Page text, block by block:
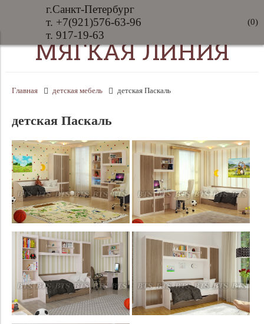
г.Санкт-Петербург
т. +7(921)576-63-96
т. 917-19-63
(0)
МЯГКАЯ ЛИНИЯ
Главная детская мебель детская Паскаль
детская Паскаль